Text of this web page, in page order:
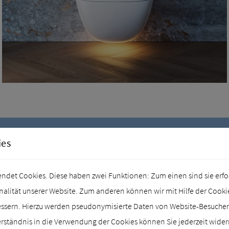
WC verändert, wie
empfindet.“
Cookies. Diese haben zwei Funktionen: Zum einen sind sie
unserer Website. Zum anderen können wir mit Hilfe der
Hierzu werden pseudonymisierte Daten von Website-
in die Verwendung der Cookies können Sie jederzeit